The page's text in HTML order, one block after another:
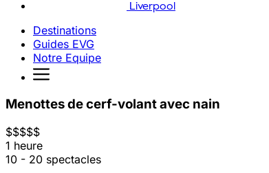
Liverpool
Destinations
Guides EVG
Notre Equipe
Menottes de cerf-volant avec nain
$$$$$
1 heure
10 - 20 spectacles